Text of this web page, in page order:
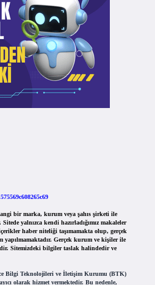
bir marka, kurum veya şahıs şirketi ile
yalnızca kendi hazırladığımız makaleler
haber niteliği taşımamakta olup, gerçek
yapılmamaktadır. Gerçek kurum ve kişiler ile
Sitemizdeki bilgiler taslak halindedir ve
Bilgi Teknolojileri ve İletişim Kurumu (BTK)
olarak hizmet vermektedir. Bu nedenle,